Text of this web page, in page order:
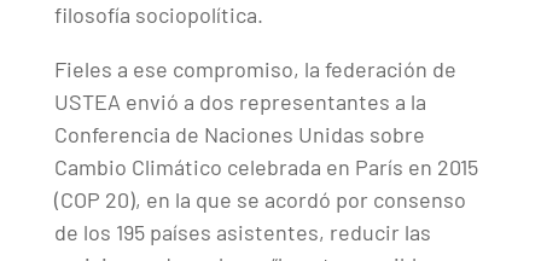
filosofía sociopolítica.
Fieles a ese compromiso, la federación de
USTEA envió a dos representantes a la
Conferencia de Naciones Unidas sobre
Cambio Climático celebrada en París en 2015
(COP 20), en la que se acordó por consenso
de los 195 países asistentes, reducir las